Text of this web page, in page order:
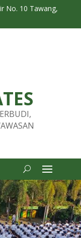
No. 10 Tawang,